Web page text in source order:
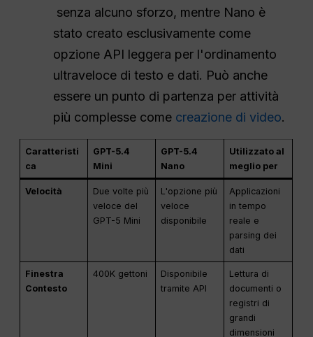
senza alcuno sforzo, mentre Nano è
stato creato esclusivamente come
opzione API leggera per l'ordinamento
ultraveloce di testo e dati. Può anche
essere un punto di partenza per attività
più complesse come creazione di video.
Caratteristi
ca
GPT-5.4
Mini
GPT-5.4
Nano
Utilizzato al
meglio per
Velocità
Due volte più
veloce del
GPT-5 Mini
L'opzione più
veloce
disponibile
Applicazioni
in tempo
reale e
parsing dei
dati
Finestra
Contesto
400K gettoni
Disponibile
tramite API
Lettura di
documenti o
registri di
grandi
dimensioni